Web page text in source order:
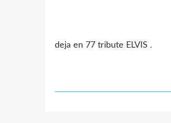
deja en 77 tribute ELVIS .